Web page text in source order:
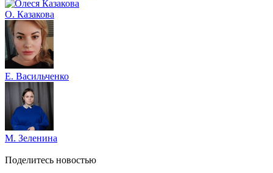
О. Казакова
Е. Васильченко
М. Зеленина
Поделитесь новостью